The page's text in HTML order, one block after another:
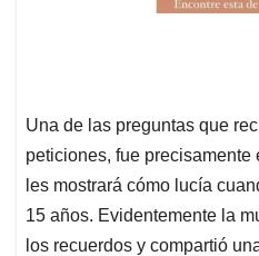
Una de las preguntas que
peticiones, fue
les mostrará cómo lucía
15 años. Evidentemente la
los recuerdos y compartió